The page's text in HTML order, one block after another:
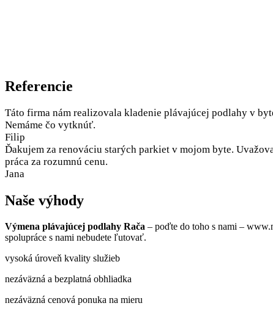
Referencie
Táto firma nám realizovala kladenie plávajúcej podlahy v
Nemáme čo vytknúť.
Filip
Ďakujem za renováciu starých parkiet v mojom byte.
práca za rozumnú cenu.
Jana
Naše výhody
Výmena plávajúcej podlahy Rača – poďte do toho s nami –
spolupráce s nami nebudete ľutovať.
vysoká úroveň kvality služieb
nezáväzná a bezplatná obhliadka
nezáväzná cenová ponuka na mieru